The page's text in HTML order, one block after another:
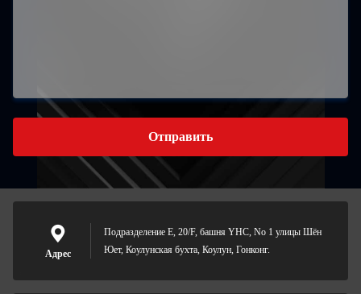
Отправить
Адрес
Подразделение E, 20/F, башня YHC, No 1 улицы Шён
Юет, Коулунская бухта, Коулун, Гонконг.